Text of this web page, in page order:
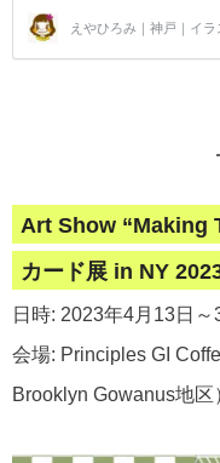
Art Show “Making
カード展 in NY
日時: 2023年4月13日
会場: Principles GI
Brooklyn Gowanus地区